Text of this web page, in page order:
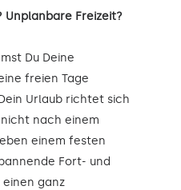
Unplanbare Freizeit?
Du Deine
freien Tage
Urlaub richtet sich
nach einem
einem festen
Fort- und
ganz